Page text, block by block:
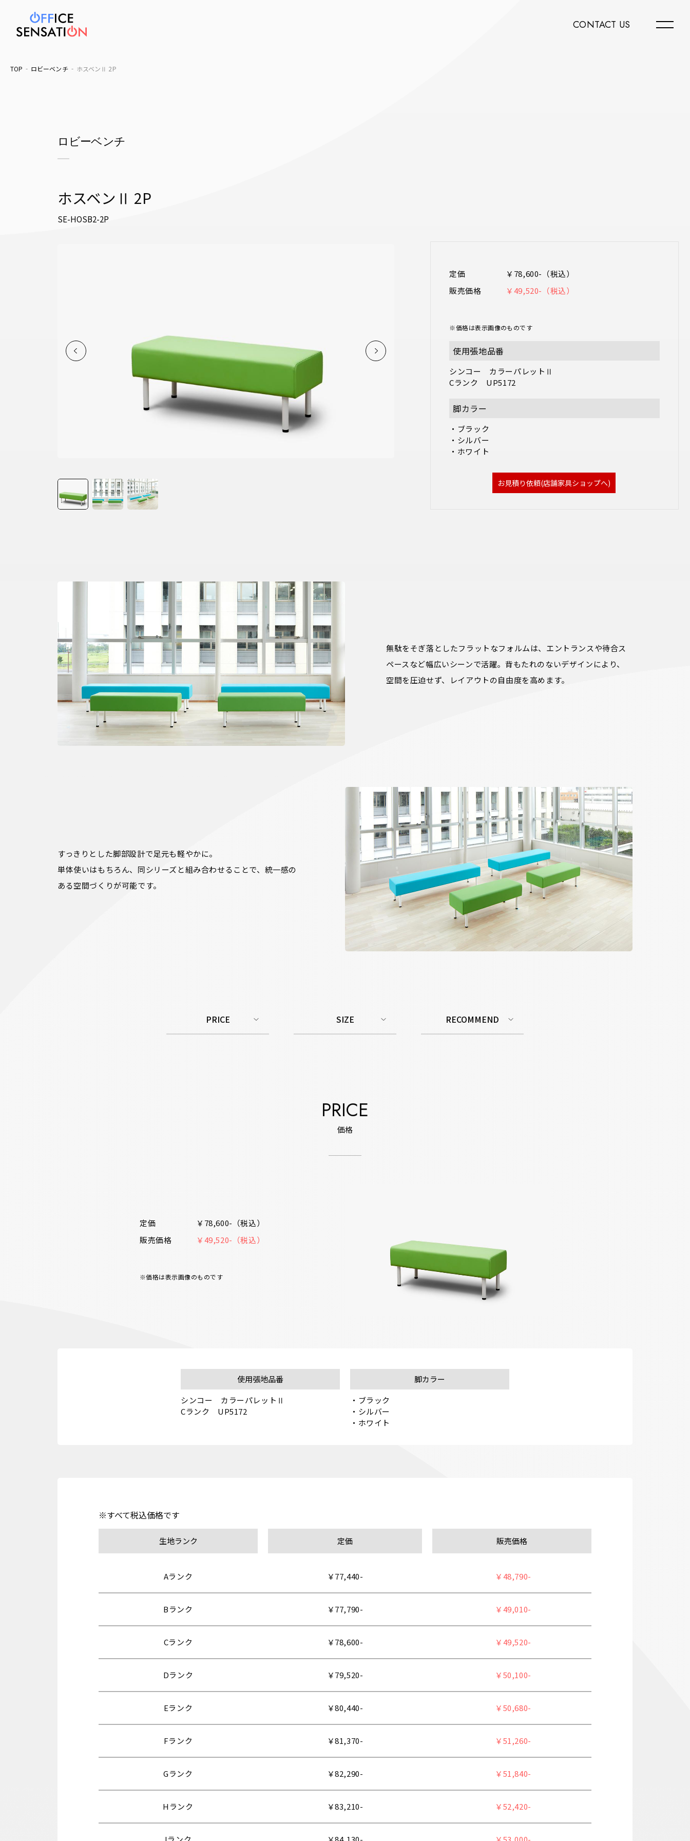
CONTACT US
TOP ロビーベンチ ホスベンⅡ 2P
ロビーベンチ
ホスベンⅡ 2P
SE-HOSB2-2P
定価
￥78,600-（税込）
販売価格
￥49,520-（税込）
※価格は表示画像のものです
使用張地品番
シンコー　カラーパレットⅡ
Cランク　UP5172
脚カラー
・ブラック
・シルバー
・ホワイト
お見積り依頼(店舗家具ショップへ)
無駄をそぎ落としたフラットなフォルムは、エントランスや待合ス
ペースなど幅広いシーンで活躍。背もたれのないデザインにより、
空間を圧迫せず、レイアウトの自由度を高めます。
すっきりとした脚部設計で足元も軽やかに。
単体使いはもちろん、同シリーズと組み合わせることで、統一感の
ある空間づくりが可能です。
PRICE SIZE RECOMMEND
PRICE
価格
定価
￥78,600-（税込）
販売価格
￥49,520-（税込）
※価格は表示画像のものです
使用張地品番
脚カラー
シンコー　カラーパレットⅡ
Cランク　UP5172
・ブラック
・シルバー
・ホワイト
※すべて税込価格です
生地ランク 定価 販売価格
Aランク ￥77,440- ￥48,790-
Bランク ￥77,790- ￥49,010-
Cランク ￥78,600- ￥49,520-
Dランク ￥79,520- ￥50,100-
Eランク ￥80,440- ￥50,680-
Fランク ￥81,370- ￥51,260-
Gランク ￥82,290- ￥51,840-
Hランク ￥83,210- ￥52,420-